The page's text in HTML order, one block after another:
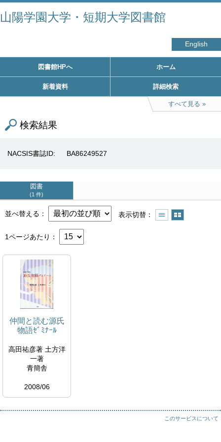
山陽学園大学・短期大学図書館
English
図書館HPへ ホーム
新着資料 詳細検索
すべて見る
検索結果
NACSIS書誌ID BA86249527
図書
1 件
並べ替える 表示切替
1ページあたり
仲間と読む源氏
物語ｾﾞﾐﾅｰﾙ
高田祐彦著 土方洋
一著
青簡舎
2008/06
このサービスについて